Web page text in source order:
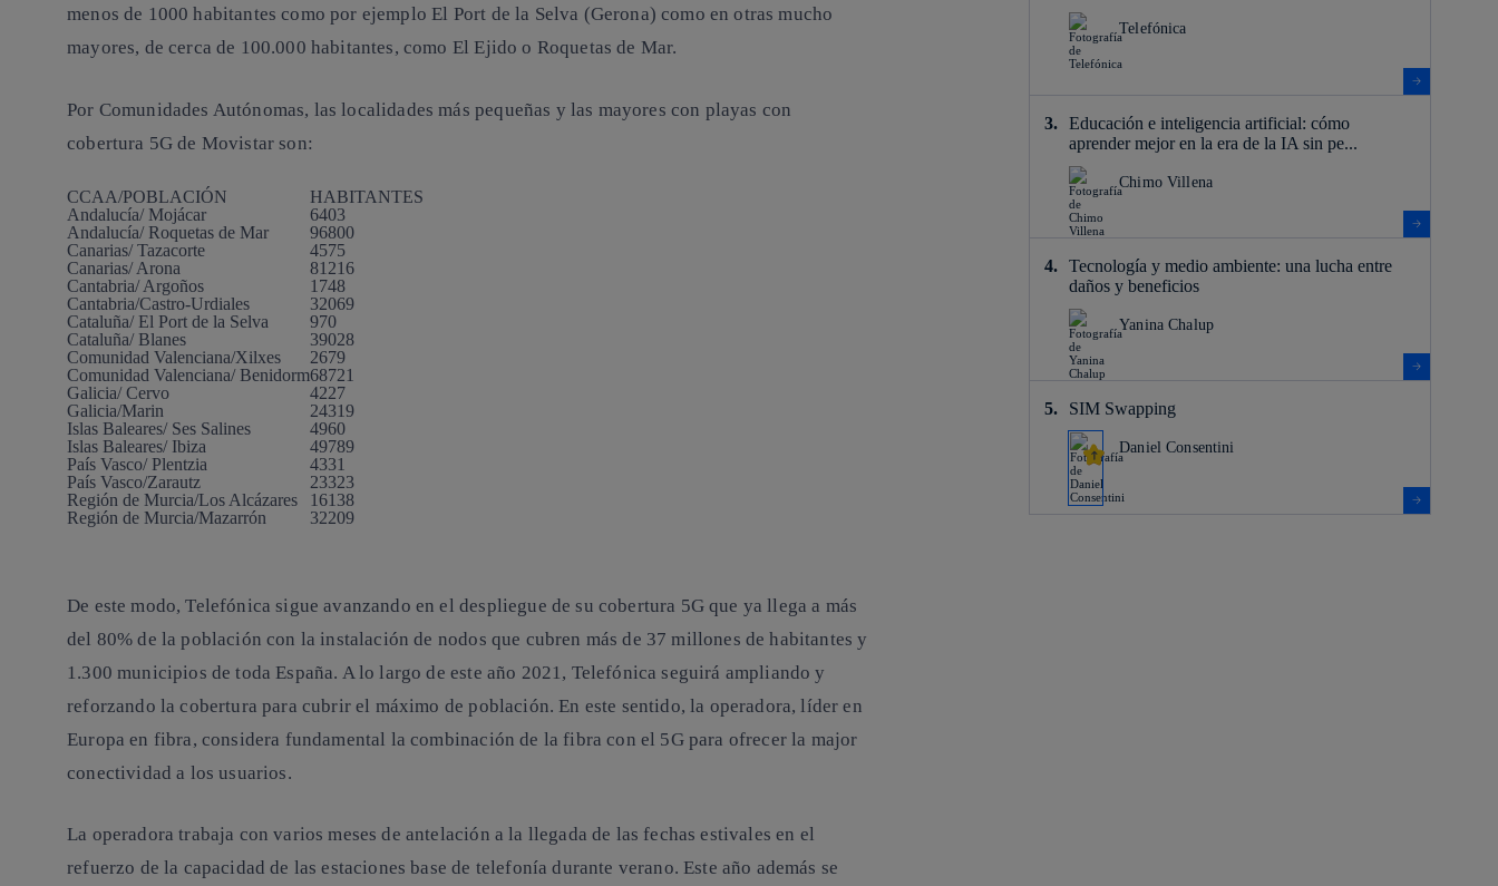
menos de 1000 habitantes como por ejemplo El Port de la Selva (Gerona) como en otras mucho
mayores, de cerca de 100.000 habitantes, como El Ejido o Roquetas de Mar.
Por Comunidades Autónomas, las localidades más pequeñas y las mayores con playas con
cobertura 5G de Movistar son:
CCAA/POBLACIÓN
HABITANTES
Andalucía/ Mojácar
6403
Andalucía/ Roquetas de Mar
96800
Canarias/ Tazacorte
4575
Canarias/ Arona
81216
Cantabria/ Argoños
1748
Cantabria/Castro-Urdiales
32069
Cataluña/ El Port de la Selva
970
Cataluña/ Blanes
39028
Comunidad Valenciana/Xilxes
2679
Comunidad Valenciana/ Benidorm68721
Galicia/ Cervo
4227
Galicia/Marin
24319
Islas Baleares/ Ses Salines
4960
Islas Baleares/ Ibiza
49789
País Vasco/ Plentzia
4331
País Vasco/Zarautz
23323
Región de Murcia/Los Alcázares
16138
Región de Murcia/Mazarrón
32209
De este modo, Telefónica sigue avanzando en el despliegue de su cobertura 5G que ya llega a más
del 80% de la población con la instalación de nodos que cubren más de 37 millones de habitantes y
1.300 municipios de toda España. A lo largo de este año 2021, Telefónica seguirá ampliando y
reforzando la cobertura para cubrir el máximo de población. En este sentido, la operadora, líder en
Europa en fibra, considera fundamental la combinación de la fibra con el 5G para ofrecer la major
conectividad a los usuarios.
La operadora trabaja con varios meses de antelación a la llegada de las fechas estivales en el
refuerzo de la capacidad de las estaciones base de telefonía durante verano. Este año además se
Telefónica
Educación e inteligencia artificial: cómo
aprender mejor en la era de la IA sin pe...
Chimo Villena
Tecnología y medio ambiente: una lucha entre
daños y beneficios
Yanina Chalup
SIM Swapping
Daniel Consentini